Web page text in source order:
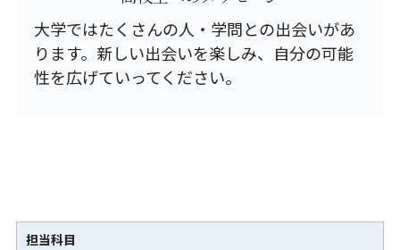
大学ではたくさんの人・学問との出会いがあ
ります。新しい出会いを楽しみ、自分の可能
性を広げていってください。
担当科目